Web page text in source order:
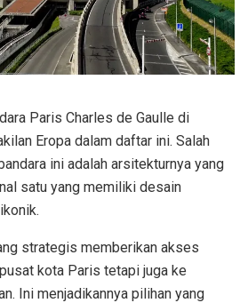
Paris Charles de Gaulle di
Eropa dalam daftar ini. Salah
ini adalah arsitekturnya yang
satu yang memiliki desain
strategis memberikan akses
kota Paris tetapi juga ke
Ini menjadikannya pilihan yang